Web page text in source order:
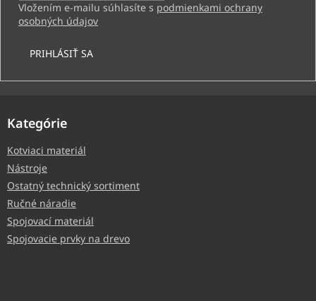
Vložením e-mailu súhlasíte s podmienkami ochrany
osobných údajov
PRIHLÁSIŤ SA
Kategórie
Kotviaci materiál
Nástroje
Ostatný technický sortiment
Ručné náradie
Spojovací materiál
Spojovacie prvky na drevo